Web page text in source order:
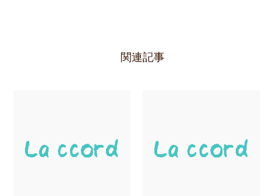
関連記事